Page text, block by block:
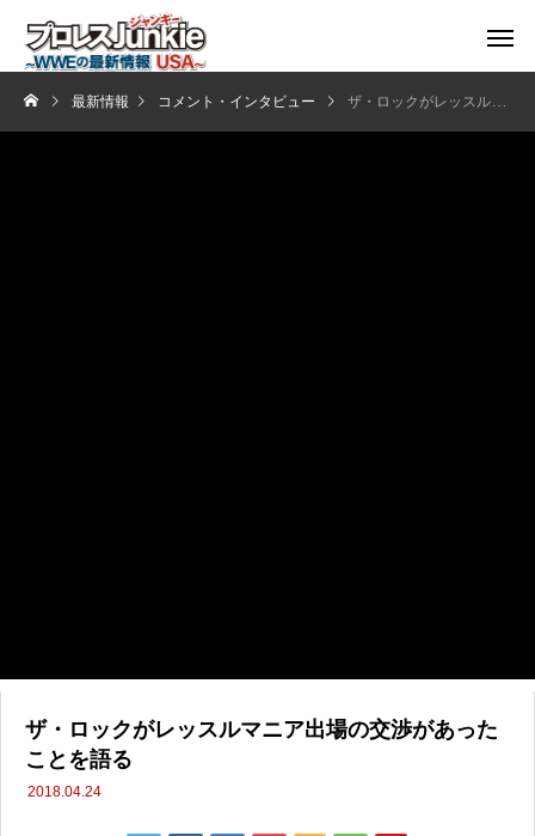
最新情報 コメント・インタビュー ザ・ロックがレッスルマニア出場の交渉があったことを語る
ザ・ロックがレッスルマニア出場の交渉があった
ことを語る
2018.04.24